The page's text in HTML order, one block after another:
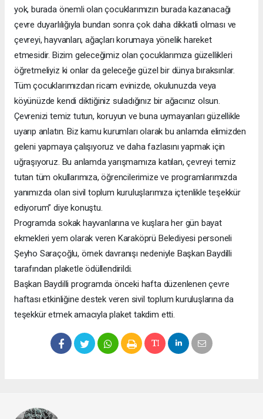
yok, burada önemli olan çocuklarımızın burada kazanacağı
çevre duyarlılığıyla bundan sonra çok daha dikkatli olması ve
çevreyi, hayvanları, ağaçları korumaya yönelik hareket
etmesidir. Bizim geleceğimiz olan çocuklarımıza güzellikleri
öğretmeliyiz ki onlar da geleceğe güzel bir dünya bıraksınlar.
Tüm çocuklarımızdan ricam evinizde, okulunuzda veya
köyünüzde kendi diktiğiniz suladığınız bir ağacınız olsun.
Çevrenizi temiz tutun, koruyun ve buna uymayanları güzellikle
uyarıp anlatın. Biz kamu kurumları olarak bu anlamda elimizden
geleni yapmaya çalışıyoruz ve daha fazlasını yapmak için
uğraşıyoruz. Bu anlamda yarışmamıza katılan, çevreyi temiz
tutan tüm okullarımıza, öğrencilerimize ve programlarımızda
yanımızda olan sivil toplum kuruluşlarımıza içtenlikle teşekkür
ediyorum” diye konuştu.
Programda sokak hayvanlarına ve kuşlara her gün bayat
ekmekleri yem olarak veren Karaköprü Belediyesi personeli
Şeyho Saraçoğlu, örnek davranışı nedeniyle Başkan Baydilli
tarafından plaketle ödüllendirildi.
Başkan Baydilli programda önceki hafta düzenlenen çevre
haftası etkinliğine destek veren sivil toplum kuruluşlarına da
teşekkür etmek amacıyla plaket takdim etti.